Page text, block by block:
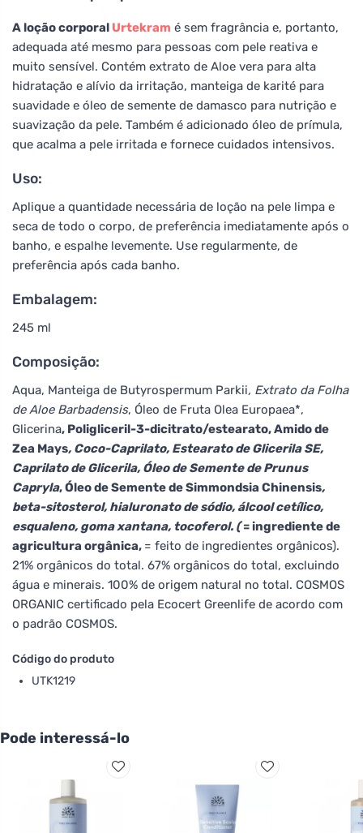
A loção corporal Urtekram é sem fragrância e, portanto,
adequada até mesmo para pessoas com pele reativa e
muito sensível. Contém extrato de Aloe vera para alta
hidratação e alívio da irritação, manteiga de karité para
suavidade e óleo de semente de damasco para nutrição e
suavização da pele. Também é adicionado óleo de prímula,
que acalma a pele irritada e fornece cuidados intensivos.
Uso:
Aplique a quantidade necessária de loção na pele limpa e
seca de todo o corpo, de preferência imediatamente após o
banho, e espalhe levemente. Use regularmente, de
preferência após cada banho.
Embalagem:
245 ml
Composição:
Aqua, Manteiga de Butyrospermum Parkii, Extrato da Folha
de Aloe Barbadensis, Óleo de Fruta Olea Europaea*,
Glicerina, Poligliceril-3-dicitrato/estearato, Amido de
Zea Mays, Coco-Caprilato, Estearato de Glicerila SE,
Caprilato de Glicerila, Óleo de Semente de Prunus
Capryla, Óleo de Semente de Simmondsia Chinensis,
beta-sitosterol, hialuronato de sódio, álcool cetílico,
esqualeno, goma xantana, tocoferol. (= ingrediente de
agricultura orgânica, = feito de ingredientes orgânicos).
21% orgânicos do total. 67% orgânicos do total, excluindo
água e minerais. 100% de origem natural no total. COSMOS
ORGANIC certificado pela Ecocert Greenlife de acordo com
o padrão COSMOS.
Código do produto
UTK1219
Pode interessá-lo